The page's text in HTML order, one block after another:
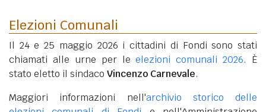
Elezioni Comunali
Il 24 e 25 maggio 2026 i cittadini di Fondi sono stati
chiamati alle urne per leelezioni comunali 2026. È
stato eletto il sindaco Vincenzo Carnevale.
Maggiori informazioni nell'archivio storico delle